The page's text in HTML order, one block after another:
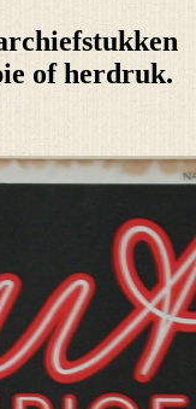
of herdruk.